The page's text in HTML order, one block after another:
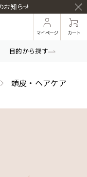
お知らせ
マイページ カート
目的から探す
頭皮・ヘアケア